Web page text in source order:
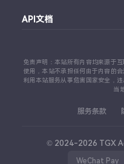
Facebook账号购买
TikTok账号购买
API文档
API 接口文档
代理对接文档
免责声明：本站所有内容均来源于
使用，本站不承担任何由于内容的
利用本站服务从事危害国家安全，
当
服务条款
© 2024-2026 TGX
WeChat Pay